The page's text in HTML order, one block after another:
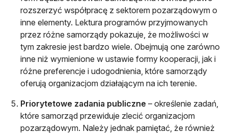
rozszerzyć współpracę z sektorem pozarządowym o
inne elementy. Lektura programów przyjmowanych
przez różne samorządy pokazuje, że możliwości w
tym zakresie jest bardzo wiele. Obejmują one zarówno
inne niż wymienione w ustawie formy kooperacji, jak i
różne preferencje i udogodnienia, które samorządy
oferują organizacjom działającym na ich terenie.
Priorytetowe zadania publiczne – określenie zadań,
które samorząd przewiduje zlecić organizacjom
pozarządowym. Należy jednak pamiętać, że również